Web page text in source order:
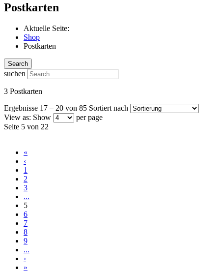
Postkarten
Aktuelle Seite:
Shop
Postkarten
Search
suchen
3 Postkarten
Ergebnisse 17 – 20 von 85 Sortiert nach
View as: Show
per page
Seite 5 von 22
«
‹
1
2
3
...
5
6
7
8
9
...
›
»